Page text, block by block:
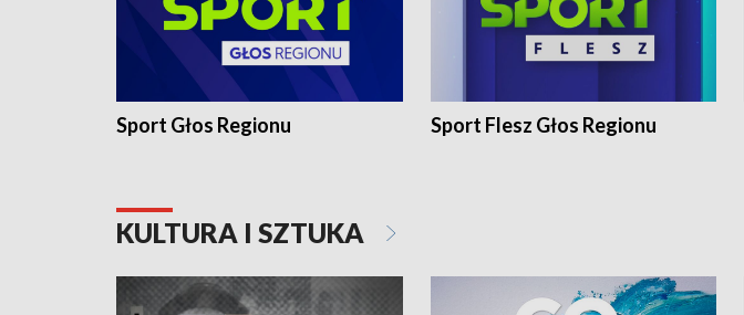
Sport Głos Regionu Sport Flesz Głos Regionu
KULTURA I SZTUKA